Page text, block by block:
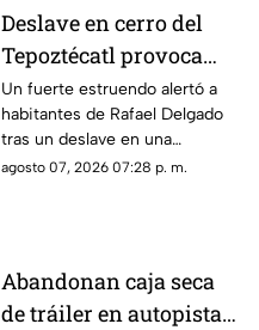
Deslave en cerro del
Tepoztécatl provoca
estruendo y preocupa a
familias; ¿hay heridos?
Un fuerte estruendo alertó a
habitantes de Rafael Delgado
tras un deslave en una
montaña, mientras familias
agosto 07, 2026 07:28 p. m.
Abandonan caja seca
de tráiler en autopista